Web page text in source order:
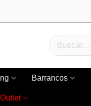
Barrancos
Outlet